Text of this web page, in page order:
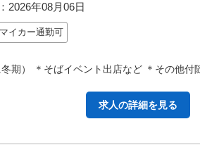
2026年08月06日
マイカー通勤可
期） ＊そばイベント出店など ＊その他付
求人の詳細を見る